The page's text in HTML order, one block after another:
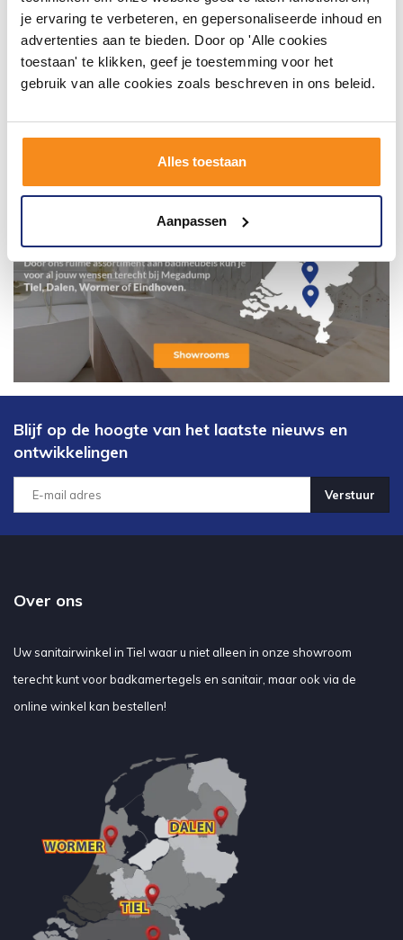
je ervaring te verbeteren, en gepersonaliseerde inhoud en
advertenties aan te bieden. Door op 'Alle cookies
toestaan' te klikken, geef je toestemming voor het
gebruik van alle cookies zoals beschreven in ons beleid.
Alles toestaan
Aanpassen
Blijf op de hoogte van het laatste nieuws en
ontwikkelingen
Verstuur
Over ons
Uw sanitairwinkel in Tiel waar u niet alleen in onze showroom
terecht kunt voor badkamertegels en sanitair, maar ook via de
online winkel kan bestellen!